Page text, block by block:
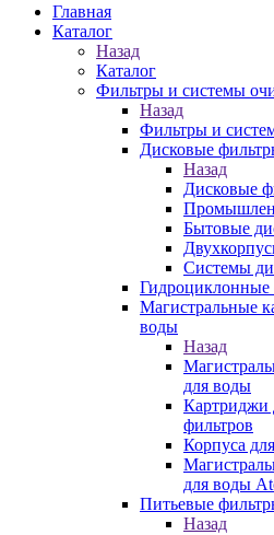
Главная
Каталог
Назад
Каталог
Фильтры и системы
Назад
Фильтры и
Дисковые
Назад
Дисковые
Бытовые
Системы
Гидроциклонные
Магистральные
воды
Назад
для воды
Картриджи
фильтров
Корпуса
для воды
Питьевые
Назад